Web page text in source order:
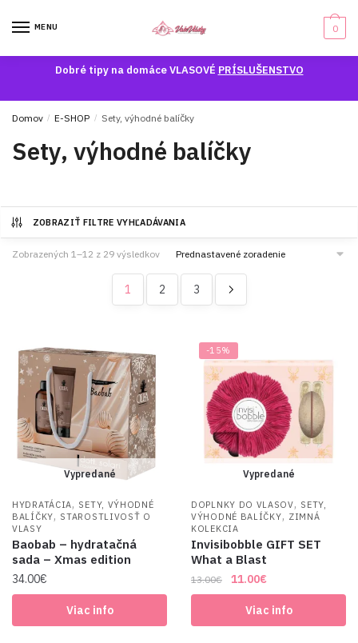
MENU 0
Dobré tipy na domáce VLASOVÉ PRÍSLUŠENSTVO
Domov / E-SHOP / Sety, výhodné balíčky
Sety, výhodné balíčky
ZOBRAZIŤ FILTRE VYHĽADÁVANIA
Zobrazených 1–12 z 29 výsledkov
1 2 3
Vypredané
HYDRATÁCIA, SETY, VÝHODNÉ
BALÍČKY, STAROSTLIVOSŤ O
VLASY
Baobab – hydratačná
sada – Xmas edition
34.00€
Viac info
-15%
Vypredané
DOPLNKY DO VLASOV, SETY,
VÝHODNÉ BALÍČKY, ZIMNÁ
KOLEKCIA
Invisibobble GIFT SET
What a Blast
13.00€
Original
price
was:
13.00€.
11.00€
price
is:
11.00€.
Viac info